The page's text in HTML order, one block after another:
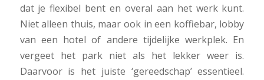
dat je flexibel bent en overal aan het werk kunt.
Niet alleen thuis, maar ook in een koffiebar, lobby
van een hotel of andere tijdelijke werkplek. En
vergeet het park niet als het lekker weer is.
Daarvoor is het juiste ‘gereedschap’ essentieel.